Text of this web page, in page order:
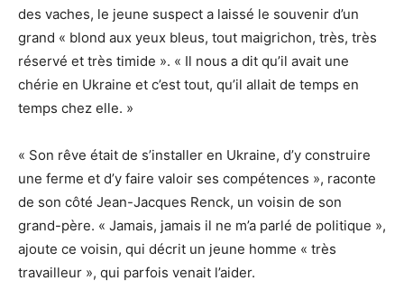
des vaches, le jeune suspect a laissé le souvenir d’un
grand « blond aux yeux bleus, tout maigrichon, très, très
réservé et très timide ». « Il nous a dit qu’il avait une
chérie en Ukraine et c’est tout, qu’il allait de temps en
temps chez elle. »
« Son rêve était de s’installer en Ukraine, d’y construire
une ferme et d’y faire valoir ses compétences », raconte
de son côté Jean-Jacques Renck, un voisin de son
grand-père. « Jamais, jamais il ne m’a parlé de politique »,
ajoute ce voisin, qui décrit un jeune homme « très
travailleur », qui parfois venait l’aider.